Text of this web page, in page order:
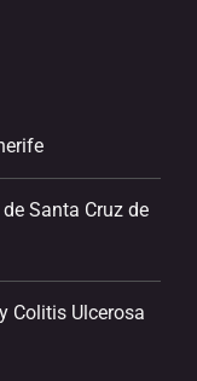
Santa Cruz de
Colitis Ulcerosa